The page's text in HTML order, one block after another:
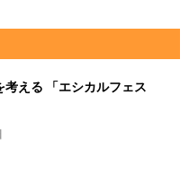
考える 「エシカルフェス